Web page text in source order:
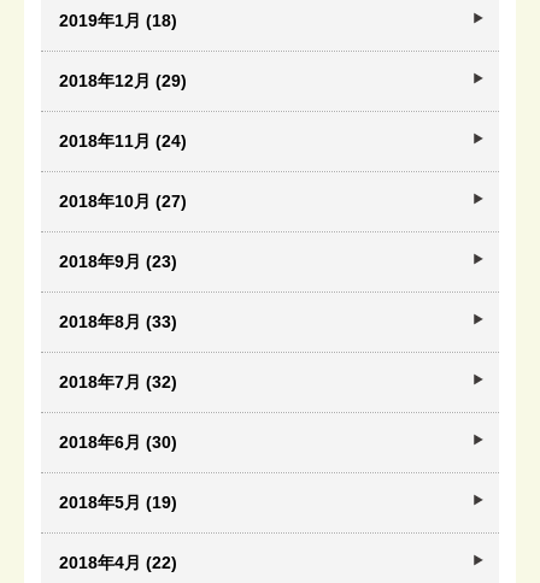
2019年1月 (18)
2018年12月 (29)
2018年11月 (24)
2018年10月 (27)
2018年9月 (23)
2018年8月 (33)
2018年7月 (32)
2018年6月 (30)
2018年5月 (19)
2018年4月 (22)